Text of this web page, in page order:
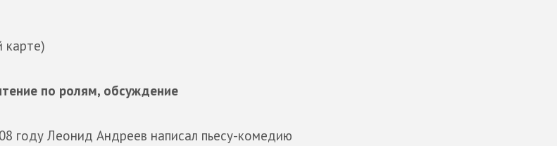
карте)
по ролям, обсуждение
году Леонид Андреев написал пьесу-комедию